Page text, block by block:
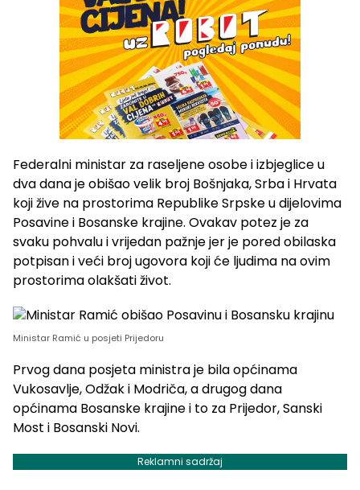
Federalni ministar za raseljene osobe i izbjeglice u
dva dana je obišao velik broj Bošnjaka, Srba i Hrvata
koji žive na prostorima Republike Srpske u dijelovima
Posavine i Bosanske krajine. Ovakav potez je za
svaku pohvalu i vrijedan pažnje jer je pored obilaska
potpisan i veći broj ugovora koji će ljudima na ovim
prostorima olakšati život.
Ministar Ramić u posjeti Prijedoru
Prvog dana posjeta ministra je bila općinama
Vukosavlje, Odžak i Modriča, a drugog dana
općinama Bosanske krajine i to za Prijedor, Sanski
Most i Bosanski Novi.
Reklamni sadržaj